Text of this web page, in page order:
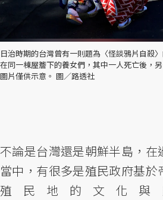
日治時期的台灣曾有一則題為〈怪談鴉片自殺
在同一棟屋簷下的養女們，其中一人死亡後，
圖片僅供示意。 圖／路透社
不論是台灣還是朝鮮半島，在
當中，有很多是殖民政府基
殖民地的文化與